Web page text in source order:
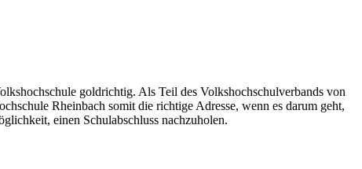
goldrichtig. Als Teil des Volkshochschulverbands von
Rheinbach somit die richtige Adresse, wenn es darum geht,
einen Schulabschluss nachzuholen.